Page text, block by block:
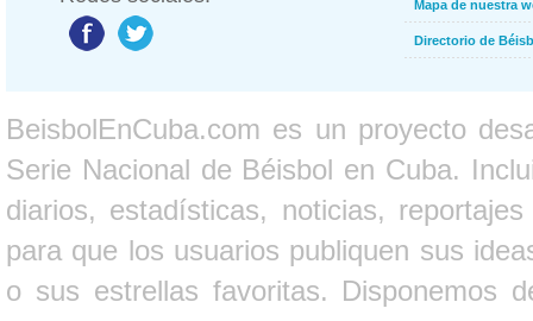
Mapa de nuestra
Directorio de
BeisbolEnCuba.com es un proyecto
Serie Nacional de Béisbol en Cuba.
diarios, estadísticas, noticias,
para que los usuarios publiquen sus
o sus estrellas favoritas. Disponemos